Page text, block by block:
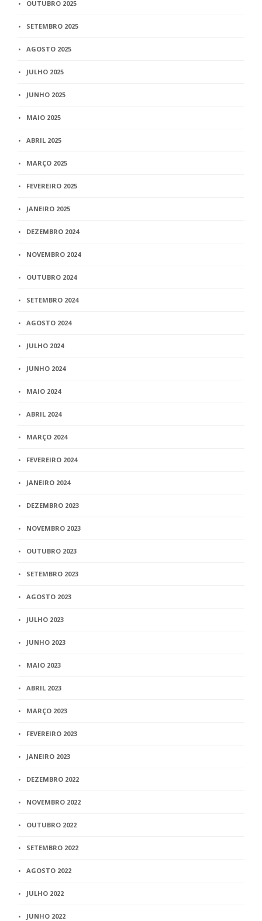
OUTUBRO 2025
SETEMBRO 2025
AGOSTO 2025
JULHO 2025
JUNHO 2025
MAIO 2025
ABRIL 2025
MARÇO 2025
FEVEREIRO 2025
JANEIRO 2025
DEZEMBRO 2024
NOVEMBRO 2024
OUTUBRO 2024
SETEMBRO 2024
AGOSTO 2024
JULHO 2024
JUNHO 2024
MAIO 2024
ABRIL 2024
MARÇO 2024
FEVEREIRO 2024
JANEIRO 2024
DEZEMBRO 2023
NOVEMBRO 2023
OUTUBRO 2023
SETEMBRO 2023
AGOSTO 2023
JULHO 2023
JUNHO 2023
MAIO 2023
ABRIL 2023
MARÇO 2023
FEVEREIRO 2023
JANEIRO 2023
DEZEMBRO 2022
NOVEMBRO 2022
OUTUBRO 2022
SETEMBRO 2022
AGOSTO 2022
JULHO 2022
JUNHO 2022